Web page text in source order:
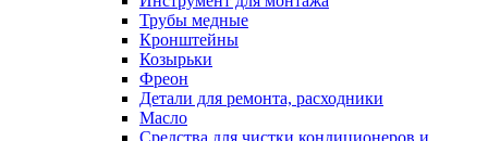
Трубы медные
Кронштейны
Козырьки
Фреон
Детали для ремонта, расходники
Масло
Средства для чистки кондиционеров и